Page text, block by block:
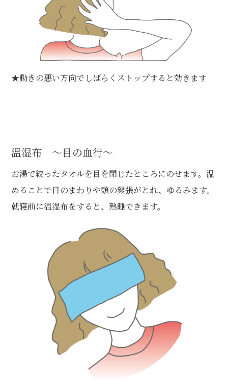
★動きの悪い方向でしばらくストップすると効きます
温湿布 ～目の血行～
お湯で絞ったタオルを目を閉じたところにのせます。温
めることで目のまわりや頭の緊張がとれ、ゆるみます。
就寝前に温湿布をすると、熟睡できます。